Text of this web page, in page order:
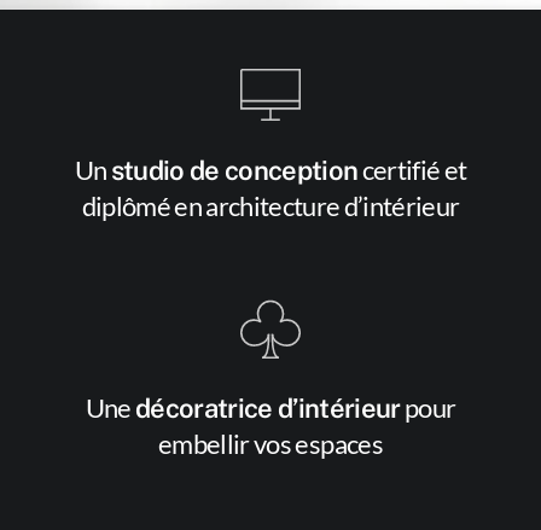
Unstudio de conceptioncertifié et
diplômé en architecture d’intérieur
Unedécoratrice d’intérieurpour
embellir vos espaces